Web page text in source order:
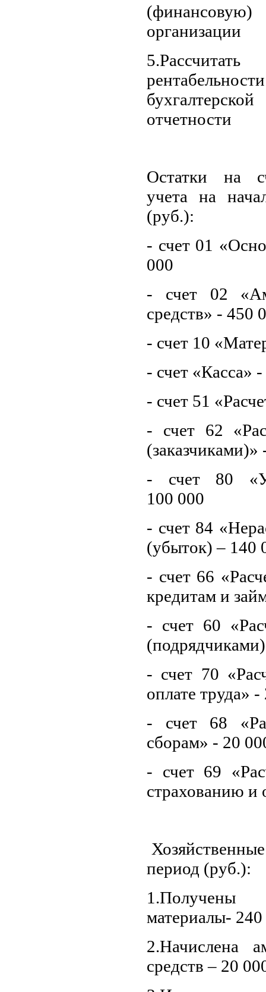
организации
отчетности
Остатки на
учета на
(руб.):
- счет 01
000
- счет 02
средств» - 450
- счет 10
- счет «Касса»
- счет 51
- счет 62
- счет 80
100 000
- счет 84
(убыток) – 140
- счет 66
кредитам и
- счет 60
- счет 70
оплате труда»
- счет 68
сборам» - 20
- счет 69
страхованию и
период (руб.):
материалы-
2.Начислена
средств – 20